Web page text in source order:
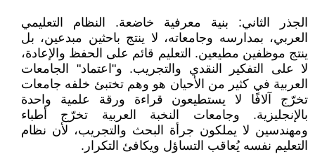
الجذر الثاني: بنية معرفية خاضعة. النظام التعليمي
العربي، بمدارسه وجامعاته، لا ينتج باحثين مبدعين، بل
ينتج موظفين مطيعين. التعليم قائم على الحفظ والإعادة،
لا على التفكير النقدي والتجريب. و"اعتماد" الجامعات
العربية في كثير من الأحيان هو وهم تختبئ خلفه جامعات
تخرّج آلافًا لا يستطيعون قراءة ورقة علمية واحدة
بالإنجليزية. وجامعات النخبة العربية تخرّج أطباء
ومهندسين لا يملكون جرأة البحث والتجريب، لأن نظام
التعليم نفسه يُعاقب التساؤل ويكافئ التكرار.